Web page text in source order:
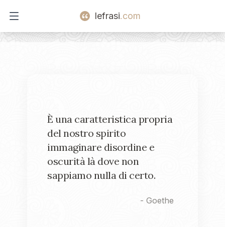
Open main menu
lefrasi.com
È una caratteristica propria
del nostro spirito
immaginare disordine e
oscurità là dove non
sappiamo nulla di certo.
- Goethe